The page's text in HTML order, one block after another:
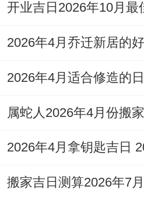
农历乙巳年十月廿三日
【宜】祈福、斋醮、安
【冲】虎日冲（申猴）|
【九星吉凶】六白武曲
开业吉日2026年10月最